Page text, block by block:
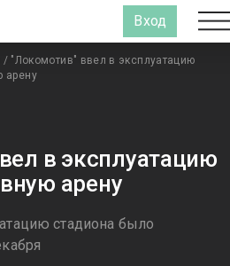
Вход
/ "Локомотив" ввел в эксплуатацию
арену
в эксплуатацию
арену
стадиона было